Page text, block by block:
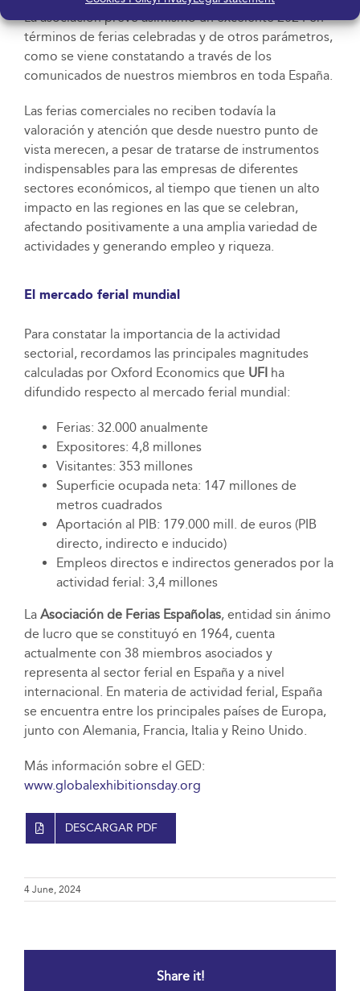
La asociación prevé asimismo un excelente 2024 en
términos de ferias celebradas y de otros parámetros,
como se viene constatando a través de los
comunicados de nuestros miembros en toda España.
Las ferias comerciales no reciben todavía la
valoración y atención que desde nuestro punto de
vista merecen, a pesar de tratarse de instrumentos
indispensables para las empresas de diferentes
sectores económicos, al tiempo que tienen un alto
impacto en las regiones en las que se celebran,
afectando positivamente a una amplia variedad de
actividades y generando empleo y riqueza.
El mercado ferial mundial
Para constatar la importancia de la actividad
sectorial, recordamos las principales magnitudes
calculadas por Oxford Economics que UFI ha
difundido respecto al mercado ferial mundial:
Ferias: 32.000 anualmente
Expositores: 4,8 millones
Visitantes: 353 millones
Superficie ocupada neta: 147 millones de
metros cuadrados
Aportación al PIB: 179.000 mill. de euros (PIB
directo, indirecto e inducido)
Empleos directos e indirectos generados por la
actividad ferial: 3,4 millones
La Asociación de Ferias Españolas, entidad sin ánimo
de lucro que se constituyó en 1964, cuenta
actualmente con 38 miembros asociados y
representa al sector ferial en España y a nivel
internacional. En materia de actividad ferial, España
se encuentra entre los principales países de Europa,
junto con Alemania, Francia, Italia y Reino Unido.
Más información sobre el GED:
www.globalexhibitionsday.org
DESCARGAR PDF
4 June, 2024
Share it!